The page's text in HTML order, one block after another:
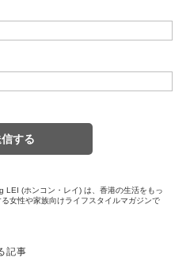
LEI (ホンコン・レイ) は、香港の生活をもっ
る女性や家族向けライフスタイルマガジンで
記事